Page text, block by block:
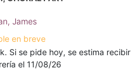
James
en breve
Si se pide hoy, se estima recibir
el 11/08/26